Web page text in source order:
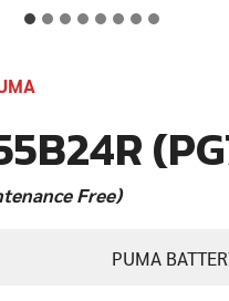
Free)
PUMA